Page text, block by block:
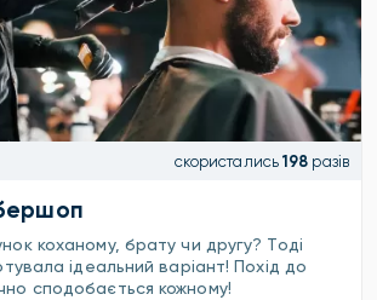
скористались 198 разів
коханому, брату чи другу? Тоді
ідеальний варіант! Похід до
сподобається кожному!